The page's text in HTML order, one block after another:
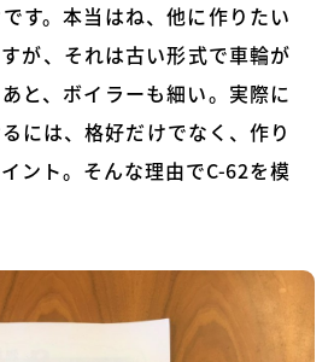
す。本当はね、他に作りたい
が、それは古い形式で車輪が
と、ボイラーも細い。実際に
には、格好だけでなく、作り
ント。そんな理由でC-62を模